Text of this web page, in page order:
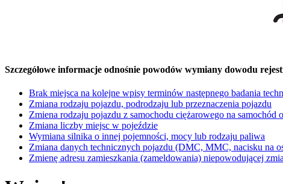
Szczegółowe informacje odnośnie powodów wymiany dowodu
Brak miejsca na kolejne wpisy terminów następnego badania
Zmiana rodzaju pojazdu, podrodzaju lub przeznaczenia pojazdu
Zmiena rodzaju pojazdu z samochodu ciężarowego na samochód
Zmiana liczby miejsc w pojeździe
Wymiana silnika o innej pojemności, mocy lub rodzaju paliwa
Zmiana danych technicznych pojazdu (DMC, MMC, nacisku na
Zmienę adresu zamieszkania (zameldowania) niepowodującej